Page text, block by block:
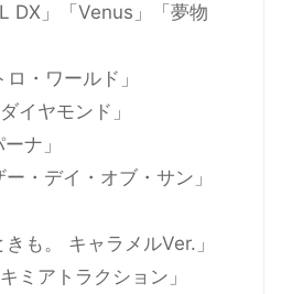
DX」「Venus」「夢物
・ワールド」
イヤモンド」
ナ」
・デイ・オブ・サン」
も。 キャラメルVer.」
ミアトラクション」